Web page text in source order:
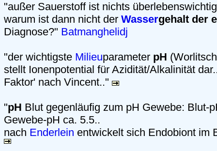
"außer Sauerstoff ist nichts
warum ist dann nicht der Wassergehalt der
Diagnose?" Batmanghelidj
"der wichtigste Milieuparameter pH
stellt Ionenpotential für Azidität/Alkalinität
Faktor' nach Vincent.."
"pH Blut gegenläufig zum pH Gewebe: Blut-
Gewebe-pH ca. 5.5..
nach Enderlein entwickelt sich Endobiont im